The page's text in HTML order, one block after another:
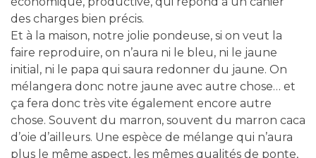
des charges bien précis.
Et à la maison, notre jolie pondeuse, si on veut la
faire reproduire, on n’aura ni le bleu, ni le jaune
initial, ni le papa qui saura redonner du jaune. On
mélangera donc notre jaune avec autre chose… et
ça fera donc très vite également encore autre
chose. Souvent du marron, souvent du marron caca
d’oie d’ailleurs. Une espèce de mélange qui n’aura
plus le même aspect, les mêmes qualités de ponte,